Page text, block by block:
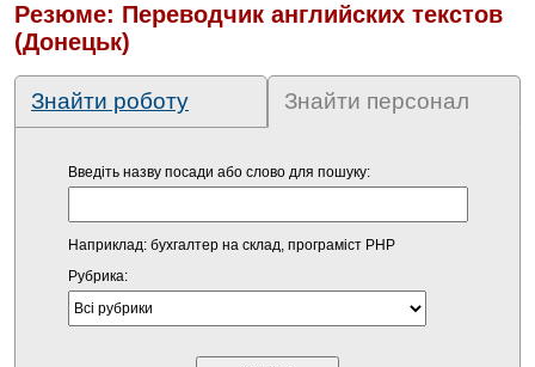
Резюме: Переводчик английских текстов
(Донецьк)
Знайти роботу Знайти персонал
Введіть назву посади або слово для пошуку:
Наприклад: бухгалтер на склад, програміст PHP
Рубрика: